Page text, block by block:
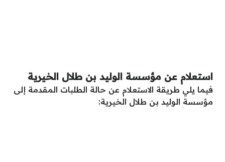
استعلام عن مؤسسة الوليد بن طلال الخيرية
فيما يلي طريقة الاستعلام عن حالة الطلبات المقدمة إلى
مؤسسة الوليد بن طلال الخيرية: